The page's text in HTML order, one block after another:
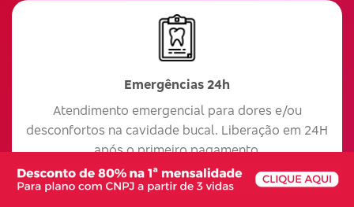
Emergências 24h
Atendimento emergencial para dores e/ou
desconfortos na cavidade bucal. Liberação em 24H
após o primeiro pagamento.